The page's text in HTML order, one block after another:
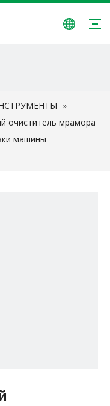
»
очиститель мрамора
машины